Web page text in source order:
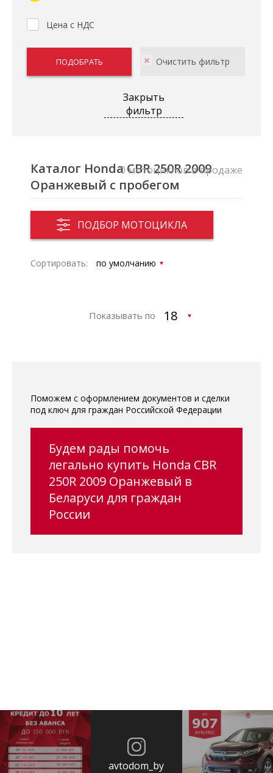
Цена с НДС
Закрыть
фильтр
Каталог Honda CBR 250R 2009
Оранжевый с пробегом
ПОДБОР МОТОЦИКЛА
0 мотоциклов в продаже
Сортировать:
Показывать по
Поможем с оформлением документов и сделки
под ключ для граждан Российской Федерации
Будем рады помочь
легально купить Honda CBR
250R 2009 Оранжевый в
Беларуси для граждан
России
avtodom_by